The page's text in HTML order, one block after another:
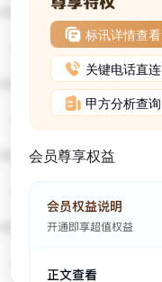
标讯详情查看
关键电话直连
甲方分析查询
会员尊享权益